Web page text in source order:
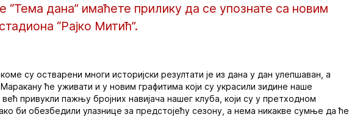
“Тема дана” имаћете прилику да се упознате са новим
“Рајко Митић”.
су остварени многи историјски резултати је из дана у дан улепшаван, а
ће уживати и у новим графитима који су украсили зидине наше
привукли пажњу бројних навијача нашег клуба, који су у претходном
би обезбедили улазнице за предстојећу сезону, а нема никакве сумње да ће